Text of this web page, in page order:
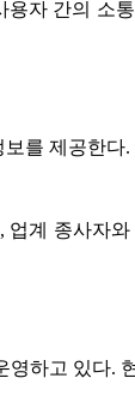
자 간의 소
를 제공한다
계 종사자
하고 있다.